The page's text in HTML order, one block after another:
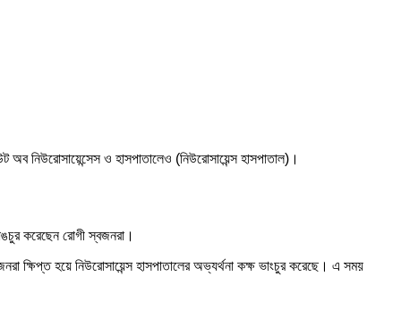
অব নিউরোসায়েন্সেস ও হাসপাতালেও (নিউরোসায়েন্স হাসপাতাল)।
করেছেন রোগী স্বজনরা।
ক্ষিপ্ত হয়ে নিউরোসায়েন্স হাসপাতালের অভ্যর্থনা কক্ষ ভাংচুর করেছে। এ সময়